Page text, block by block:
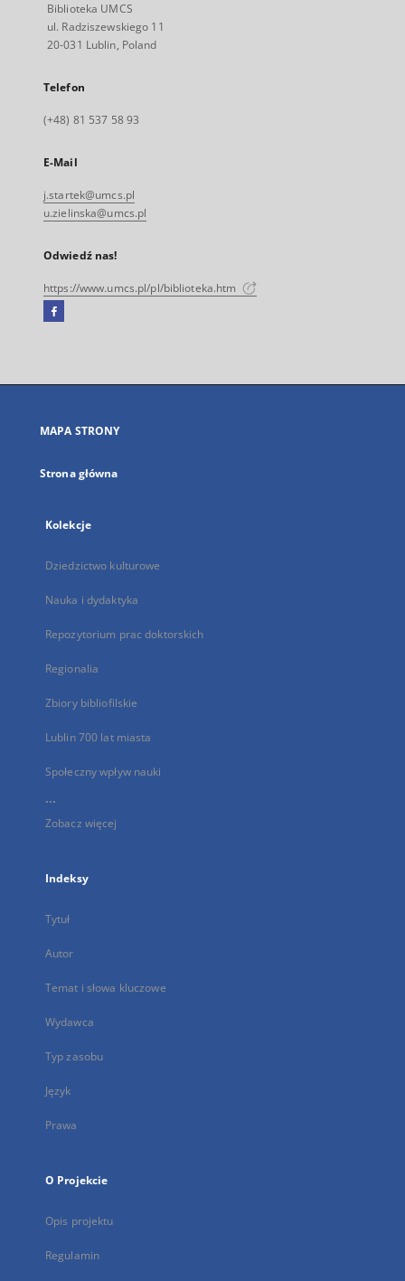
Biblioteka UMCS
ul. Radziszewskiego 11
20-031 Lublin, Poland
Telefon
(+48) 81 537 58 93
E-Mail
j.startek@umcs.pl
u.zielinska@umcs.pl
Odwiedź nas!
https://www.umcs.pl/pl/biblioteka.htm
Facebook
się
karcie
MAPA STRONY
Strona główna
Kolekcje
Dziedzictwo kulturowe
Nauka i dydaktyka
Repozytorium prac doktorskich
Regionalia
Zbiory bibliofilskie
Lublin 700 lat miasta
Społeczny wpływ nauki
...
Zobacz więcej
Indeksy
Tytuł
Autor
Temat i słowa kluczowe
Wydawca
Typ zasobu
Język
Prawa
O Projekcie
Opis projektu
Regulamin